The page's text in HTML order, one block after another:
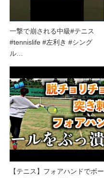
一撃で崩される中級#テニス
#tennislife #左利き #シング
ル…
【テニス】フォアハンドでボー